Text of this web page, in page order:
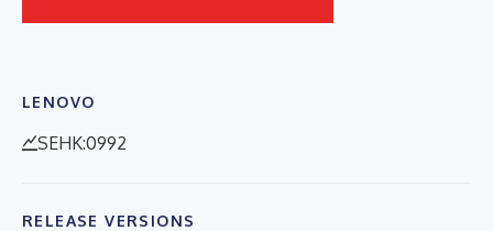
LENOVO
SEHK:0992
RELEASE VERSIONS